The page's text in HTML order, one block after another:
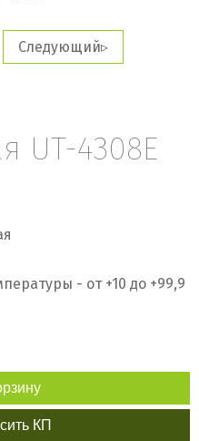
Следующий
UT-4308E
- от +10 до +99,9
КП